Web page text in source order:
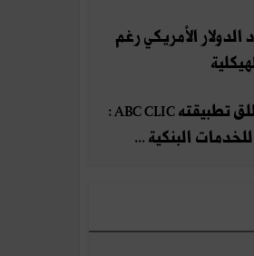
الأمريكي رغم
بنك ABC يطلق تطبيقته ABC CLIC :
البنكية ...